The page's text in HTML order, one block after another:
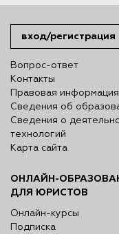
вход/регистрация
Вопрос-ответ
Контакты
Правовая информация
Сведения об
Сведения о
технологий
Карта сайта
ОНЛАЙН-
ДЛЯ ЮРИСТОВ
Онлайн-курсы
Подписка